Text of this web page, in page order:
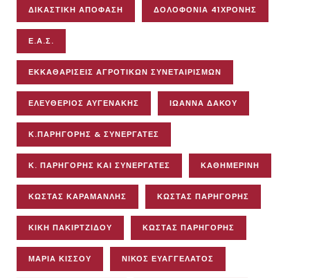
ΔΙΚΑΣΤΙΚΉ ΑΠΌΦΑΣΗ ΔΟΛΟΦΟΝΊΑ 41ΧΡΟΝΗΣ
Ε.Α.Σ.
ΕΚΚΑΘΑΡΊΣΕΙΣ ΑΓΡΟΤΙΚΏΝ ΣΥΝΕΤΑΙΡΙΣΜΏΝ
ΕΛΕΥΘΈΡΙΟΣ ΑΥΓΕΝΆΚΗΣ ΙΩΆΝΝΑ ΔΆΚΟΥ
Κ.ΠΑΡΗΓΟΡΗΣ & ΣΥΝΕΡΓΑΤΕΣ
Κ. ΠΑΡΗΓΌΡΗΣ ΚΑΙ ΣΥΝΕΡΓΆΤΕΣ ΚΑΘΗΜΕΡΙΝΗ
ΚΩΣΤΑΣ ΚΑΡΑΜΑΝΛΗΣ ΚΩΣΤΑΣ ΠΑΡΗΓΟΡΗΣ
ΚΙΚΉ ΠΑΚΙΡΤΖΊΔΟΥ ΚΏΣΤΑΣ ΠΑΡΗΓΌΡΗΣ
ΜΑΡΊΑ ΚΊΣΣΟΥ ΝΊΚΟΣ ΕΥΑΓΓΕΛΆΤΟΣ